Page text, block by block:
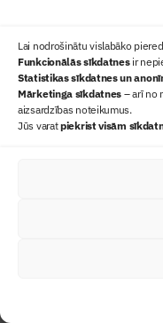
Lai nodrošinātu vislabāko
Funkcionālās sīkdatnesir
Statistikas sīkdatnes un
Mārketinga sīkdatnes – arī no
aizsardzības noteikumus.
Jūs varatpiekrist visām